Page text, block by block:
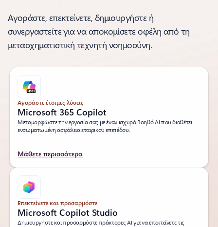
Αγοράστε, επεκτείνετε, δημιουργήστε ή
συνεργαστείτε για να αποκομίσετε οφέλη από τη
μετασχηματιστική τεχνητή νοημοσύνη.
Αγοράστε έτοιμες λύσεις
Microsoft 365 Copilot
Μεταμορφώστε την εργασία σας με έναν ισχυρό Βοηθό AI που διαθέτει
ενσωματωμένη ασφάλεια εταιρικού επιπέδου.
Μάθετε περισσότερα
Επεκτείνετε και προσαρμόστε
Microsoft Copilot Studio
Δημιουργήστε και προσαρμόστε πράκτορες AI για να επεκτείνετε τις